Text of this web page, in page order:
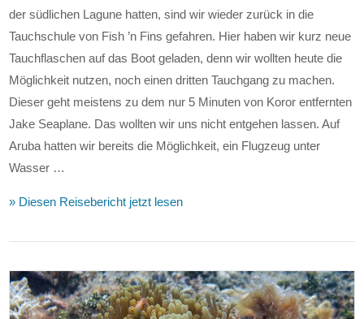
VIEW POST
der südlichen Lagune hatten, sind wir wieder zurück in die
Tauchschule von Fish ’n Fins gefahren. Hier haben wir kurz neue
Tauchflaschen auf das Boot geladen, denn wir wollten heute die
Möglichkeit nutzen, noch einen dritten Tauchgang zu machen.
Dieser geht meistens zu dem nur 5 Minuten von Koror entfernten
Jake Seaplane. Das wollten wir uns nicht entgehen lassen. Auf
Aruba hatten wir bereits die Möglichkeit, ein Flugzeug unter
Wasser …
» Diesen Reisebericht jetzt lesen